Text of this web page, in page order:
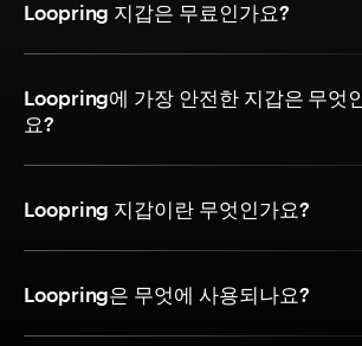
Loopring 지갑은 무료인가요?
Loopring에 가장 안전한 지갑은 무엇
요?
Loopring 지갑이란 무엇인가요?
Loopring은 무엇에 사용되나요?